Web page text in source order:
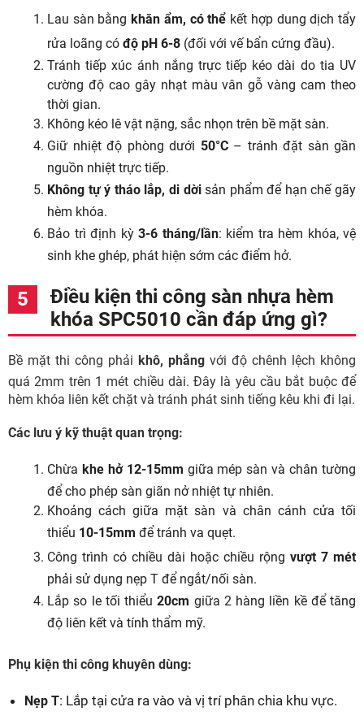
Lau sàn bằng khăn ẩm, có thể kết hợp dung dịch tẩy
rửa loãng có độ pH 6-8 (đối với vế bẩn cứng đầu).
Tránh tiếp xúc ánh nắng trực tiếp kéo dài do tia UV
cường độ cao gây nhạt màu vân gỗ vàng cam theo
thời gian.
Không kéo lê vật nặng, sắc nhọn trên bề mặt sàn.
Giữ nhiệt độ phòng dưới 50°C– tránh đặt sàn gần
nguồn nhiệt trực tiếp.
Không tự ý tháo lắp, di dờisản phẩm để hạn chế gãy
hèm khóa.
Bảo trì định kỳ 3-6 tháng/lần: kiểm tra hèm khóa, vệ
sinh khe ghép, phát hiện sớm các điểm hở.
Điều kiện thi công sàn nhựa hèm
khóa SPC5010 cần đáp ứng gì?
Bề mặt thi công phải khô, phẳng với độ chênh lệch không
quá 2mm trên 1 mét chiều dài. Đây là yêu cầu bắt buộc để
hèm khóa liên kết chặt và tránh phát sinh tiếng kêu khi đi lại.
Các lưu ý kỹ thuật quan trọng:
Chừa khe hở 12-15mm giữa mép sàn và chân tường
để cho phép sàn giãn nở nhiệt tự nhiên.
Khoảng cách giữa mặt sàn và chân cánh cửa tối
thiểu 10-15mm để tránh va quẹt.
Công trình có chiều dài hoặc chiều rộng vượt 7 mét
phải sử dụng nẹp T để ngắt/nối sàn.
Lắp so le tối thiểu20cm giữa 2 hàng liền kề để tăng
độ liên kết và tính thẩm mỹ.
Phụ kiện thi công khuyên dùng:
Nẹp T: Lắp tại cửa ra vào và vị trí phân chia khu vực.